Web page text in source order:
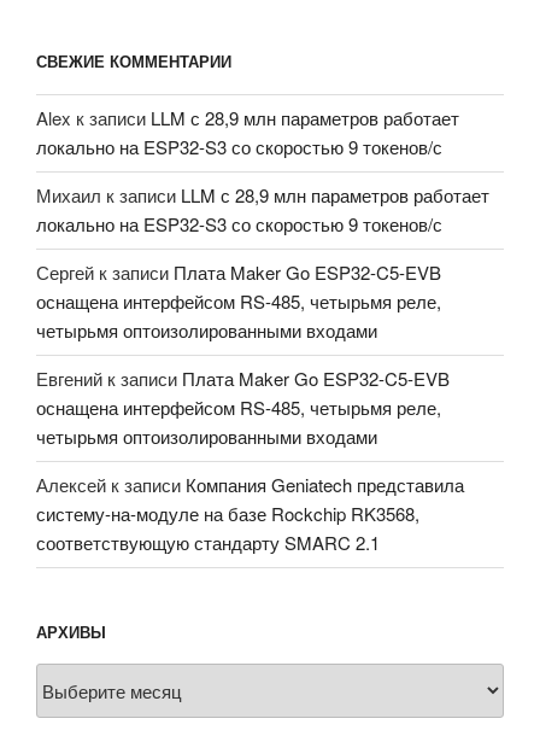
СВЕЖИЕ КОММЕНТАРИИ
Alex к записи LLM с 28,9 млн параметров работает
локально на ESP32-S3 со скоростью 9 токенов/с
Михаил к записи LLM с 28,9 млн параметров работает
локально на ESP32-S3 со скоростью 9 токенов/с
Сергей к записи Плата Maker Go ESP32-C5-EVB
оснащена интерфейсом RS-485, четырьмя реле,
четырьмя оптоизолированными входами
Евгений к записи Плата Maker Go ESP32-C5-EVB
оснащена интерфейсом RS-485, четырьмя реле,
четырьмя оптоизолированными входами
Алексей к записи Компания Geniatech представила
систему-на-модуле на базе Rockchip RK3568,
соответствующую стандарту SMARC 2.1
АРХИВЫ